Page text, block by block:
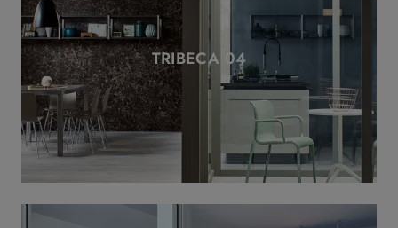
TRIBECA 04